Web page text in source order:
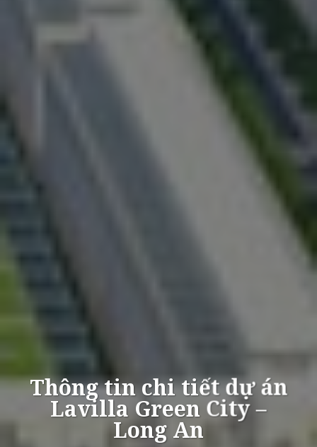
Thông tin chi tiết dự án
Lavilla Green City –
Long An